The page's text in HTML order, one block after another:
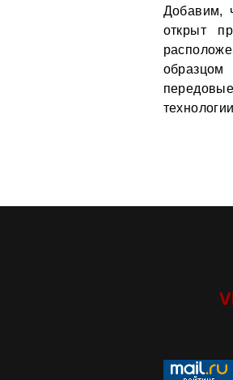
Добавим,
открыт
образцом